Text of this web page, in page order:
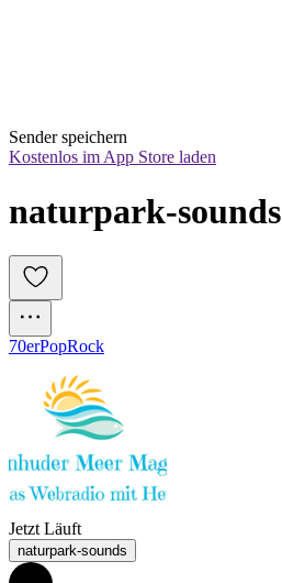
Sender speichern
Kostenlos im App Store laden
naturpark-sounds
70erPopRock
Jetzt Läuft
naturpark-sounds